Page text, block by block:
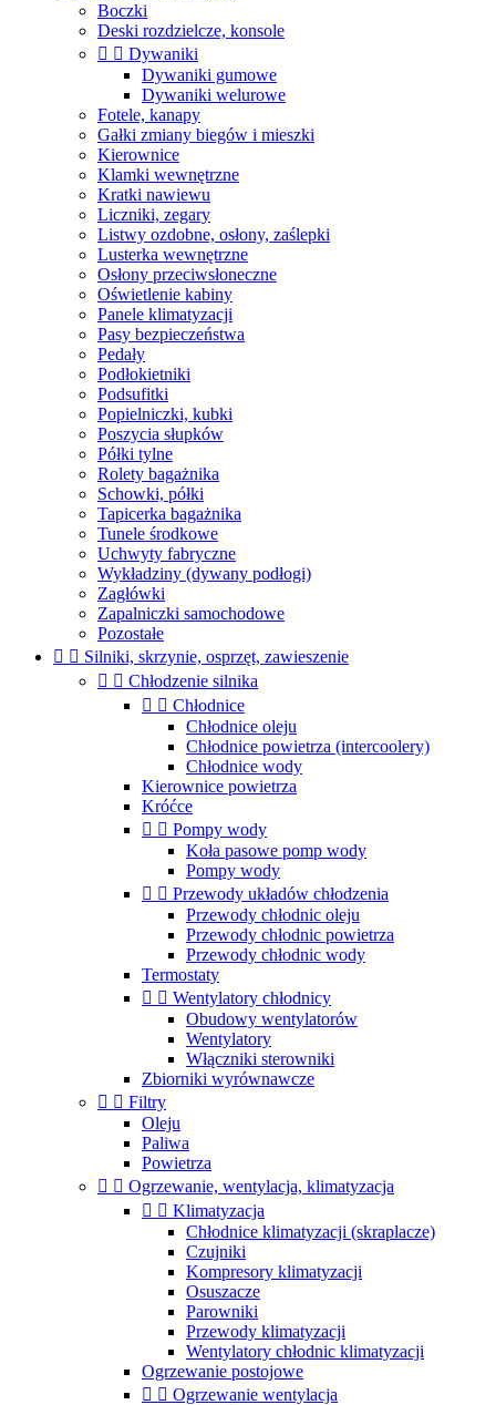
Boczki
Deski rozdzielcze, konsole
  Dywaniki
Dywaniki gumowe
Dywaniki welurowe
Fotele, kanapy
Gałki zmiany biegów i mieszki
Kierownice
Klamki wewnętrzne
Kratki nawiewu
Liczniki, zegary
Listwy ozdobne, osłony, zaślepki
Lusterka wewnętrzne
Osłony przeciwsłoneczne
Oświetlenie kabiny
Panele klimatyzacji
Pasy bezpieczeństwa
Pedały
Podłokietniki
Podsufitki
Popielniczki, kubki
Poszycia słupków
Półki tylne
Rolety bagażnika
Schowki, półki
Tapicerka bagażnika
Tunele środkowe
Uchwyty fabryczne
Wykładziny (dywany podłogi)
Zagłówki
Zapalniczki samochodowe
Pozostałe
  Silniki, skrzynie, osprzęt, zawieszenie
  Chłodzenie silnika
  Chłodnice
Chłodnice oleju
Chłodnice powietrza (intercoolery)
Chłodnice wody
Kierownice powietrza
Króćce
  Pompy wody
Koła pasowe pomp wody
Pompy wody
  Przewody układów chłodzenia
Przewody chłodnic oleju
Przewody chłodnic powietrza
Przewody chłodnic wody
Termostaty
  Wentylatory chłodnicy
Obudowy wentylatorów
Wentylatory
Włączniki sterowniki
Zbiorniki wyrównawcze
  Filtry
Oleju
Paliwa
Powietrza
  Ogrzewanie, wentylacja, klimatyzacja
  Klimatyzacja
Chłodnice klimatyzacji (skraplacze)
Czujniki
Kompresory klimatyzacji
Osuszacze
Parowniki
Przewody klimatyzacji
Wentylatory chłodnic klimatyzacji
Ogrzewanie postojowe
  Ogrzewanie wentylacja